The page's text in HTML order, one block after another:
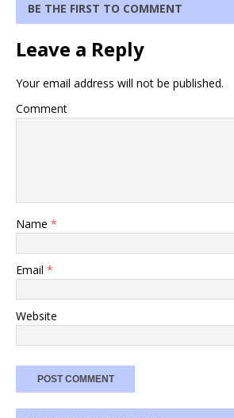
BE THE FIRST TO COMMENT
Leave a Reply
Your email address will not be published.
Comment
Name *
Email *
Website